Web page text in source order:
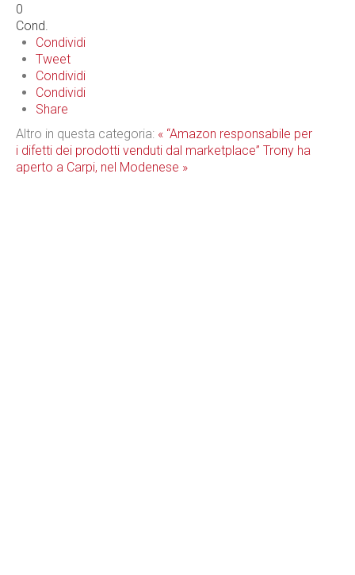
0
Cond.
Condividi
Tweet
Condividi
Condividi
Share
Altro in questa categoria: « “Amazon responsabile per
i difetti dei prodotti venduti dal marketplace” Trony ha
aperto a Carpi, nel Modenese »